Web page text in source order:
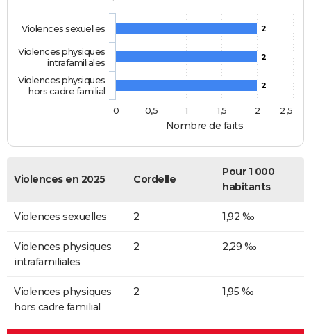
Nombre de faits
2
2
2
Violences sexuelles
Violences physiques
intrafamiliales
Violences physiques
hors cadre familial
0
0,5 1 1,5 2 2,5
Violences en 2025 Cordelle
Pour 1 000
habitants
Violences sexuelles 2 1,92 ‰
Violences physiques
intrafamiliales
2 2,29 ‰
Violences physiques
hors cadre familial
2 1,95 ‰